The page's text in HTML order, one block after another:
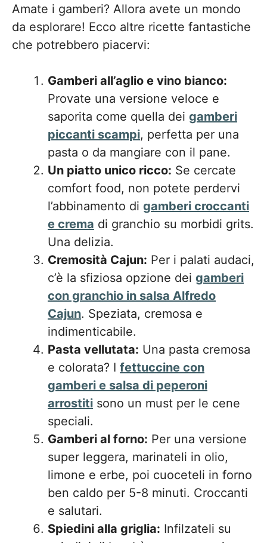
Amate i gamberi? Allora avete un mondo
da esplorare! Ecco altre ricette fantastiche
che potrebbero piacervi:
Gamberi all’aglio e vino bianco:
Provate una versione veloce e
saporita come quella dei gamberi
piccanti scampi, perfetta per una
pasta o da mangiare con il pane.
Un piatto unico ricco: Se cercate
comfort food, non potete perdervi
l’abbinamento di gamberi croccanti
e crema di granchio su morbidi grits.
Una delizia.
Cremosità Cajun: Per i palati audaci,
c’è la sfiziosa opzione dei gamberi
con granchio in salsa Alfredo
Cajun. Speziata, cremosa e
indimenticabile.
Pasta vellutata: Una pasta cremosa
e colorata? I fettuccine con
gamberi e salsa di peperoni
arrostiti sono un must per le cene
speciali.
Gamberi al forno: Per una versione
super leggera, marinateli in olio,
limone e erbe, poi cuoceteli in forno
ben caldo per 5-8 minuti. Croccanti
e salutari.
Spiedini alla griglia: Infilzateli su